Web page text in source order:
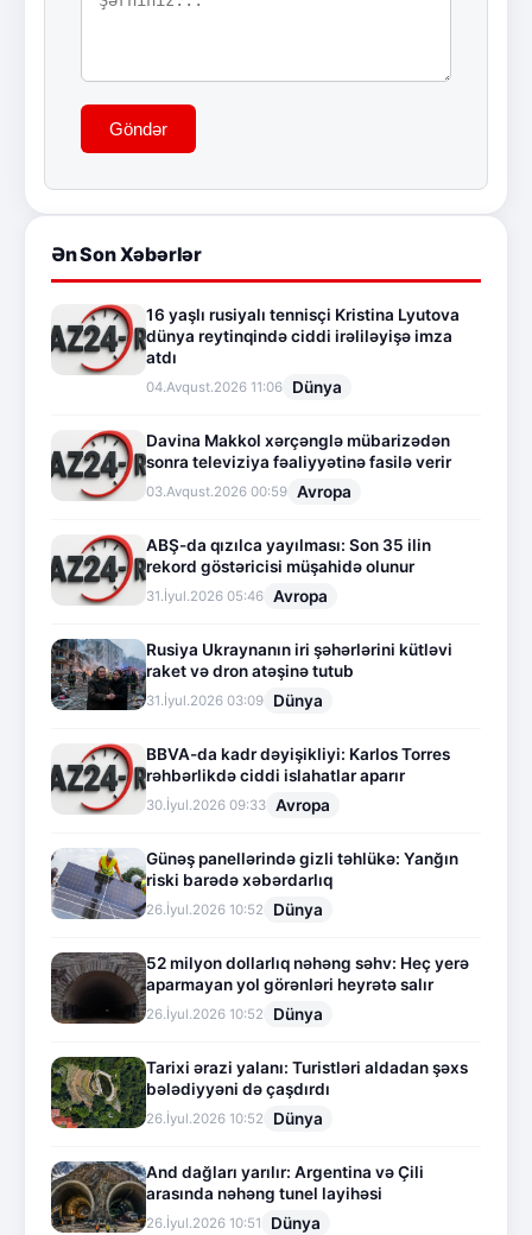
Göndər
Ən Son Xəbərlər
16 yaşlı rusiyalı tennisçi Kristina Lyutova
dünya reytinqində ciddi irəliləyişə imza
atdı
04.Avqust.2026 11:06 Dünya
Davina Makkol xərçənglə mübarizədən
sonra televiziya fəaliyyətinə fasilə verir
03.Avqust.2026 00:59 Avropa
ABŞ-da qızılca yayılması: Son 35 ilin
rekord göstəricisi müşahidə olunur
31.İyul.2026 05:46 Avropa
Rusiya Ukraynanın iri şəhərlərini kütləvi
raket və dron atəşinə tutub
31.İyul.2026 03:09 Dünya
BBVA-da kadr dəyişikliyi: Karlos Torres
rəhbərlikdə ciddi islahatlar aparır
30.İyul.2026 09:33 Avropa
Günəş panellərində gizli təhlükə: Yanğın
riski barədə xəbərdarlıq
26.İyul.2026 10:52 Dünya
52 milyon dollarlıq nəhəng səhv: Heç yerə
aparmayan yol görənləri heyrətə salır
26.İyul.2026 10:52 Dünya
Tarixi ərazi yalanı: Turistləri aldadan şəxs
bələdiyyəni də çaşdırdı
26.İyul.2026 10:52 Dünya
And dağları yarılır: Argentina və Çili
arasında nəhəng tunel layihəsi
26.İyul.2026 10:51 Dünya